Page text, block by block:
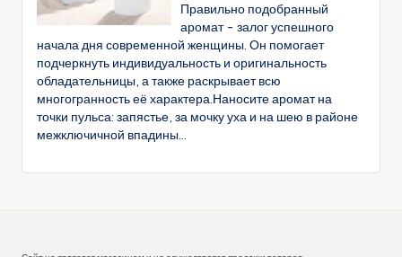
Правильно подобранный
аромат - залог успешного
начала дня современной женщины. Он помогает
подчеркнуть индивидуальность и оригинальность
обладательницы, а также раскрывает всю
многогранность её характера.Наносите аромат на
точки пульса: запястье, за мочку уха и на шею в районе
межключичной впадины...